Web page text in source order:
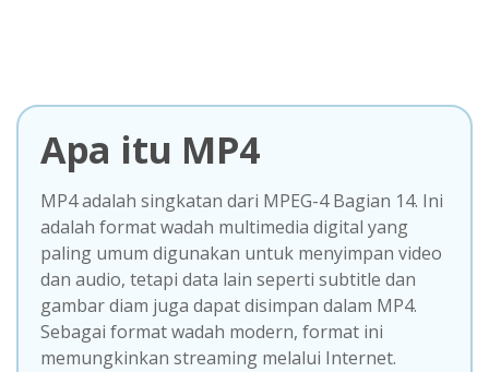
Apa itu MP4
MP4 adalah singkatan dari MPEG-4 Bagian 14. Ini
adalah format wadah multimedia digital yang
paling umum digunakan untuk menyimpan video
dan audio, tetapi data lain seperti subtitle dan
gambar diam juga dapat disimpan dalam MP4.
Sebagai format wadah modern, format ini
memungkinkan streaming melalui Internet.